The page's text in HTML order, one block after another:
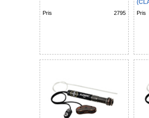
Pris 2795 Pris